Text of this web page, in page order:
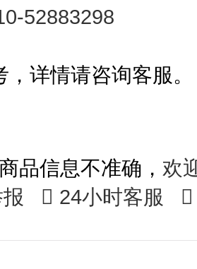
52883298
详情请咨询客服。
品信息不准确， 欢
 24小时客服 